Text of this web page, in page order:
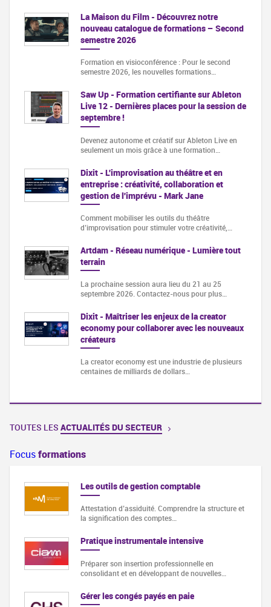
La Maison du Film - Découvrez notre
nouveau catalogue de formations – Second
semestre 2026
Formation en visioconférence : Pour le second
semestre 2026, les nouvelles formations…
Saw Up - Formation certifiante sur Ableton
Live 12 - Dernières places pour la session de
septembre !
Devenez autonome et créatif sur Ableton Live en
seulement un mois grâce à une formation…
Dixit - L'improvisation au théâtre et en
entreprise : créativité, collaboration et
gestion de l'imprévu - Mark Jane
Comment mobiliser les outils du théâtre
d’improvisation pour stimuler votre créativité,…
Artdam - Réseau numérique - Lumière tout
terrain
La prochaine session aura lieu du 21 au 25
septembre 2026. Contactez-nous pour plus…
Dixit - Maîtriser les enjeux de la creator
economy pour collaborer avec les nouveaux
créateurs
La creator economy est une industrie de plusieurs
centaines de milliards de dollars…
TOUTES LES ACTUALITÉS DU SECTEUR
Focusformations
Les outils de gestion comptable
Attestation d’assiduité. Comprendre la structure et
la signification des comptes…
Pratique instrumentale intensive
Préparer son insertion professionnelle en
consolidant et en développant de nouvelles…
Gérer les congés payés en paie